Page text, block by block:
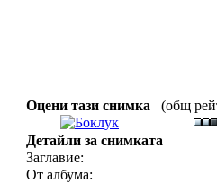
Оцени тази снимка (общ
Детайли за снимката
Заглавие:
От албума: